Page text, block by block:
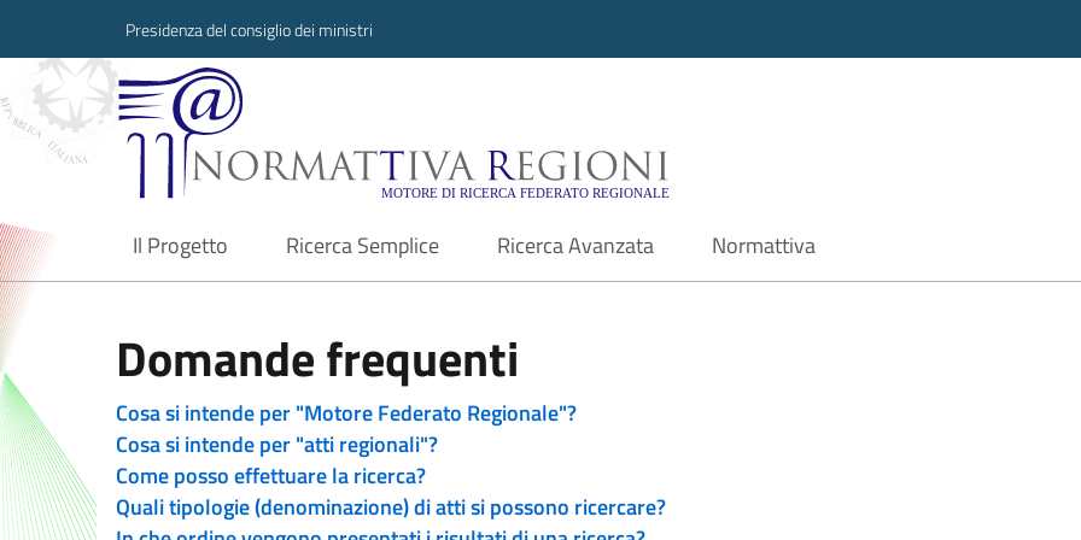
Presidenza del consiglio dei ministri
Normattiva Regioni - Motore di ricerca
Il Progetto
current Ricerca Semplice Ricerca Avanzata Normattiva
Domande frequenti
Cosa si intende per "Motore Federato Regionale"?
Cosa si intende per "atti regionali"?
Come posso effettuare la ricerca?
Quali tipologie (denominazione) di atti si possono ricercare?